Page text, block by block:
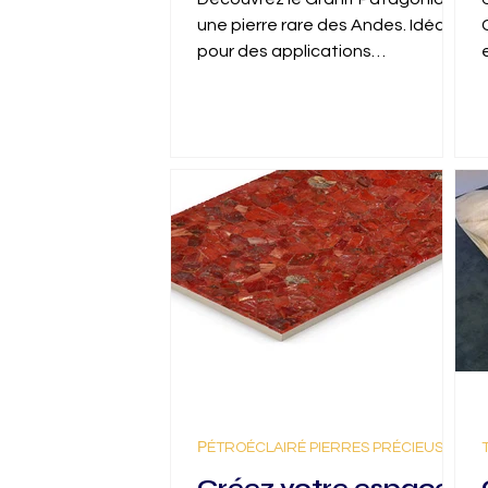
Trésor Translucide
des Andes
une pierre rare des Andes. Idéal
pour des applications
РÉTROÉCLAIRÉ PIERRES PRÉCIEUSES